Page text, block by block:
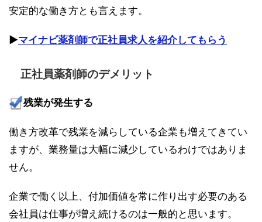
安定的な働き方とも言えます。
▶︎マイナビ薬剤師で正社員求人を紹介してもらう
正社員薬剤師のデメリット
残業が発生する
働き方改革で残業を減らしている企業も増えてきてい
ますが、業務量は大幅に減少しているわけではありま
せん。
企業で働く以上、付加価値を常に作り出す必要のある
会社員は仕事が増え続けるのは一般的と思います。